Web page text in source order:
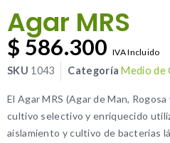
Agar MRS
$ 586.300 IVA Incluido
SKU 1043 Categoría Medio de
El Agar MRS (Agar de Man,
cultivo selectivo y enriquecido
aislamiento y cultivo de bacterias